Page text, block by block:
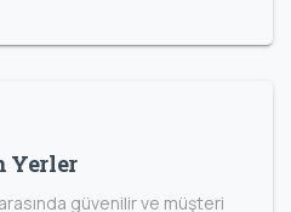
Yerler
güvenilir ve müşteri